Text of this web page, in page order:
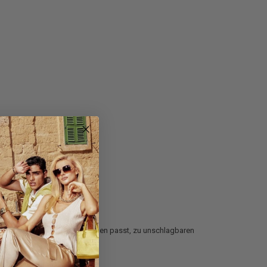
denRucksack , der zu Ihnen passt, zu unschlagbaren
Sie überraschen!